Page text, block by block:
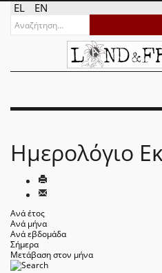
EL EN
Ημερολόγιο
Ανά έτος
Ανά μήνα
Ανά εβδομάδα
Σήμερα
Μετάβαση στον μήνα